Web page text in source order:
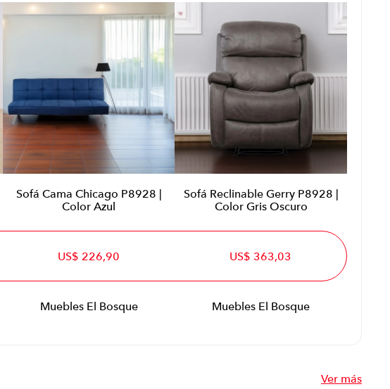
Sofá Cama Chicago P8928 |
Color Azul
Sofá Reclinable Gerry P8928 |
Color Gris Oscuro
US$ 226,90 US$ 363,03
Muebles El Bosque Muebles El Bosque
Ver más